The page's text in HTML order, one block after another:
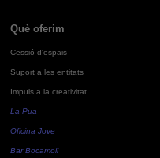
Què oferim
Cessió d'espais
Suport a les entitats
Impuls a la creativitat
La Pua
Oficina Jove
Bar Bocamoll